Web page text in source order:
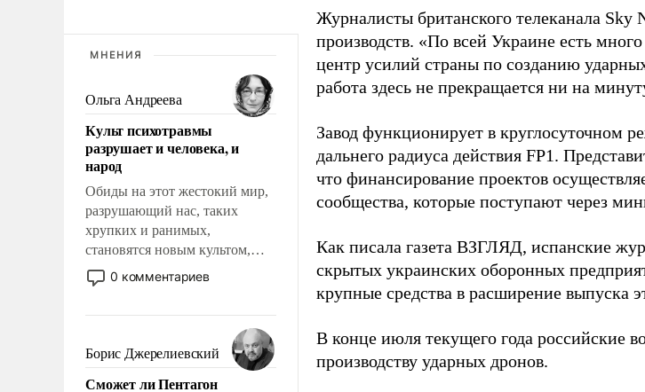
МНЕНИЯ
Ольга Андреева
Культ психотравмы
разрушает и человека, и
народ
Обиды на этот жестокий мир,
разрушающий нас, таких
хрупких и ранимых,
становятся новым культом,
постепенно вытесняя и
отменяя традиционное
мужественным и твердым под
ударами судьбы, брать на себя
ответственность, помогать
слабым, идти вперед и
0 комментариев
Борис Джерелиевский
Сможет ли Пентагон
Журналисты британского телеканала Sky
производств. «По всей Украине есть
центр усилий страны по созданию
работа здесь не прекращается ни на
Завод функционирует в круглосуточном
дальнего радиуса действия FP1.
что финансирование проектов
сообщества, которые поступают через
Как писала газета ВЗГЛЯД, испанские
скрытых украинских оборонных
крупные средства в расширение выпуска
В конце июля текущего года российские
производству ударных дронов.